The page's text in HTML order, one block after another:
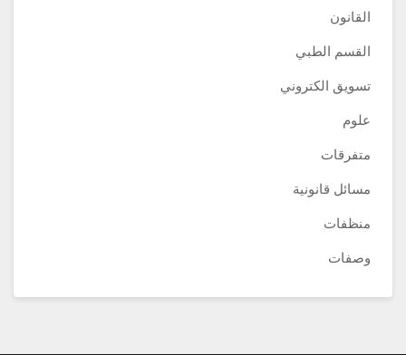
القانون
القسم الطبي
تسويق الكتروني
متفرقات
مسائل قانونية
منظفات
وصفات